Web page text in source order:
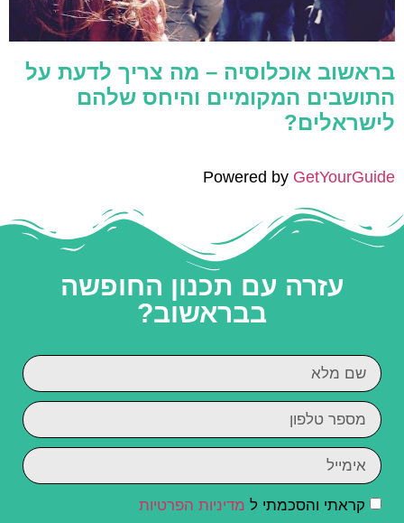
בראשוב אוכלוסיה – מה צריך לדעת על
התושבים המקומיים והיחס שלהם
לישראלים?
Powered by GetYourGuide
עזרה עם תכנון החופשה
בבראשוב?
קראתי והסכמתי ל מדיניות הפרטיות